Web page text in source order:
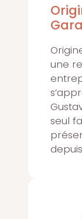
une
seul